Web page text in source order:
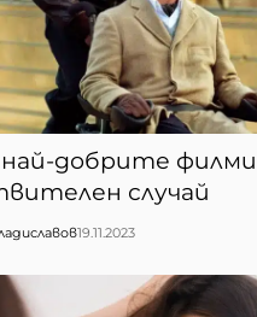
добрите
случай
19.11.2023